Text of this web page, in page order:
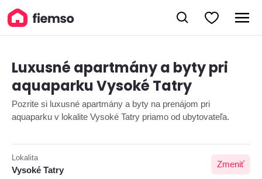
Luxusné apartmány a byty pri
aquaparku Vysoké Tatry
Pozrite si luxusné apartmány a byty na prenájom pri
aquaparku v lokalite Vysoké Tatry priamo od ubytovateľa.
Lokalita
Vysoké Tatry
Zmeniť